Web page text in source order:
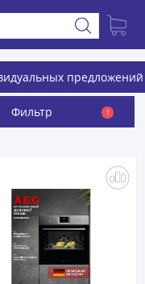
предложений
Фильтр 1